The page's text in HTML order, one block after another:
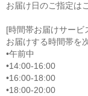
お届け日のご指定は
[時間帯お届けサービ
お届けする時間帯を
•午前中
•14:00-16:00
•16:00-18:00
•18:00-20:00